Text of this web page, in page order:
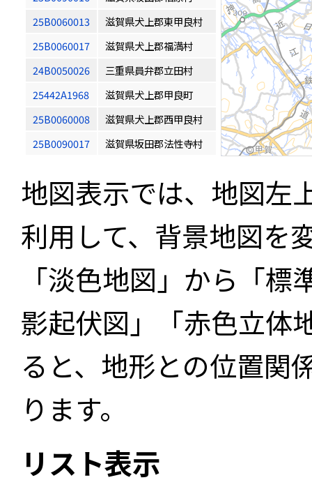
25B0060013
滋賀県犬上郡東甲良村
25B0060017
滋賀県犬上郡福満村
24B0050026
三重県員弁郡立田村
25442A1968
滋賀県犬上郡甲良町
25B0060008
滋賀県犬上郡西甲良村
25B0090017
滋賀県坂田郡法性寺村
地図表示では、地図左
利用して、背景地図を
「淡色地図」から「
影起伏図」「赤色立体
ると、地形との位置関
ります。
リスト表示